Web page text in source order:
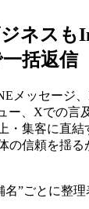
ネスも
括返信
メッセージ、
ー、Xでの言
・集客に直結
の信頼を揺
名”ごとに整理